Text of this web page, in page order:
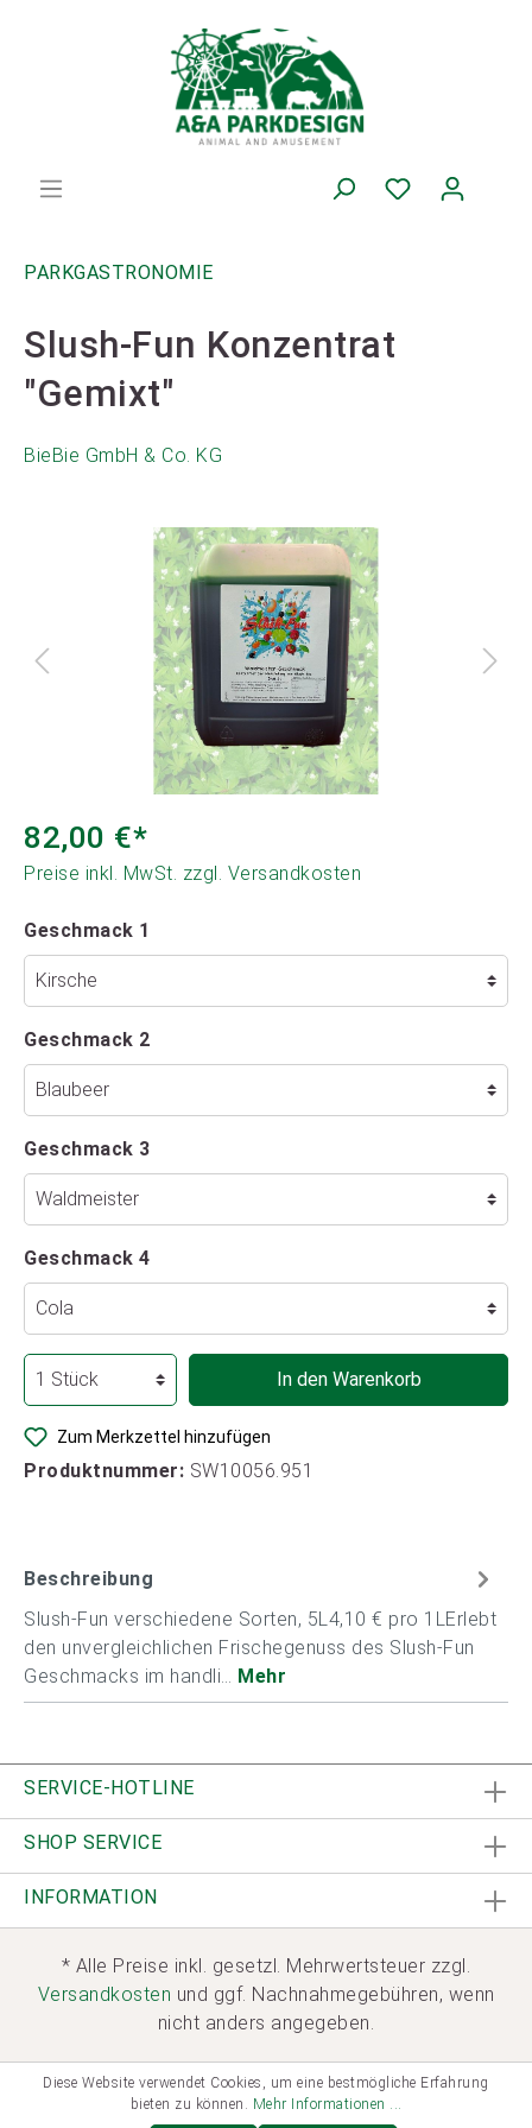
PARKGASTRONOMIE
Slush-Fun Konzentrat
"Gemixt"
BieBie GmbH & Co. KG
82,00 €*
Preise inkl. MwSt. zzgl. Versandkosten
Geschmack 1
Geschmack 2
Geschmack 3
Geschmack 4
In den Warenkorb
Zum Merkzettel hinzufügen
Produktnummer: SW10056.951
Beschreibung
Slush-Fun verschiedene Sorten, 5L4,10 € pro 1LErlebt
den unvergleichlichen Frischegenuss des Slush-Fun
Geschmacks im handli… Mehr
SERVICE-HOTLINE
SHOP SERVICE
INFORMATION
* Alle Preise inkl. gesetzl. Mehrwertsteuer zzgl.
Versandkosten und ggf. Nachnahmegebühren, wenn
nicht anders angegeben.
Diese Website verwendet Cookies, um eine bestmögliche Erfahrung
bieten zu können. Mehr Informationen ...